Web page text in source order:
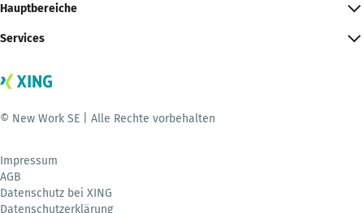
Hauptbereiche
Services
© New Work SE | Alle Rechte vorbehalten
Impressum
AGB
Datenschutz bei XING
Datenschutzerklärung